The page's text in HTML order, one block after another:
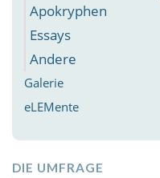
Apokryphen
Essays
Andere
Galerie
eLEMente
DIE UMFRAGE